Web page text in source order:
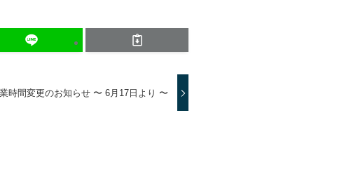
時間変更のお知らせ 〜 6月17日より 〜